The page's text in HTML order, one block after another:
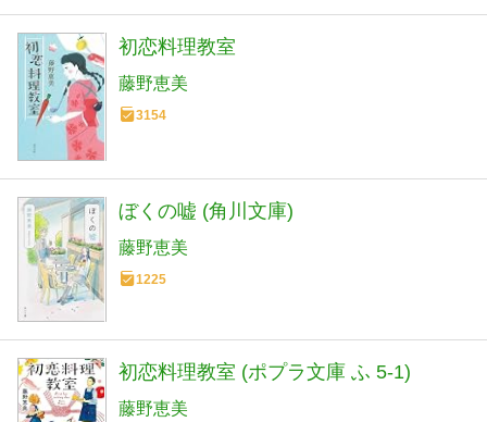
初恋料理教室
藤野恵美
3154
ぼくの嘘 (角川文庫)
藤野恵美
1225
初恋料理教室 (ポプラ文庫 ふ 5-1)
藤野恵美